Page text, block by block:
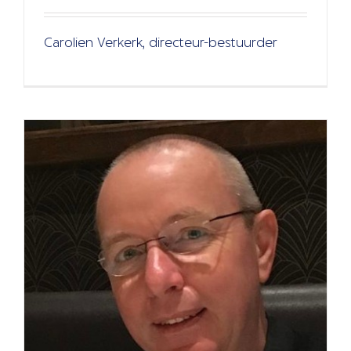
Carolien Verkerk, directeur-bestuurder
Algemeen Nieuws Verhalen